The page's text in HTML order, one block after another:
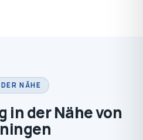
NÄHE
in der Nähe von